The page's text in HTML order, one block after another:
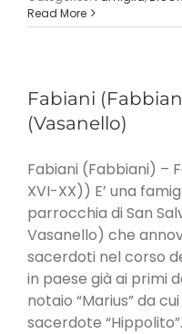
Read More
Fabiani
(Vasanello)
Fabiani (Fabbiani) –
XVI-XX)) E’ una
parrocchia di San
Vasanello) che
sacerdoti nel corso
in paese già ai primi
notaio “Marius” da
sacerdote